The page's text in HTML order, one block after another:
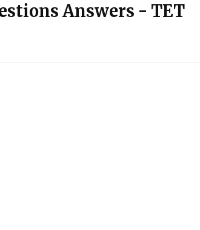
Answers - TET